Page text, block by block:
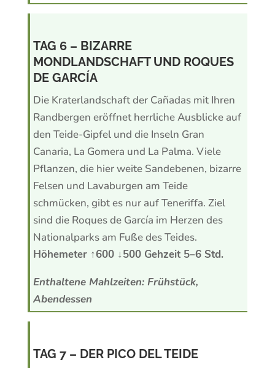
TAG 6 – BIZARRE
MONDLANDSCHAFT UND ROQUES
DE GARCÍA
Die Kraterlandschaft der Cañadas mit Ihren
Randbergen eröffnet herrliche Ausblicke auf
den Teide-Gipfel und die Inseln Gran
Canaria, La Gomera und La Palma. Viele
Pflanzen, die hier weite Sandebenen, bizarre
Felsen und Lavaburgen am Teide
schmücken, gibt es nur auf Teneriffa. Ziel
sind die Roques de García im Herzen des
Nationalparks am Fuße des Teides.
Höhemeter ↑600 ↓500 Gehzeit 5–6 Std.
Enthaltene Mahlzeiten: Frühstück,
Abendessen
TAG 7 – DER PICO DEL TEIDE